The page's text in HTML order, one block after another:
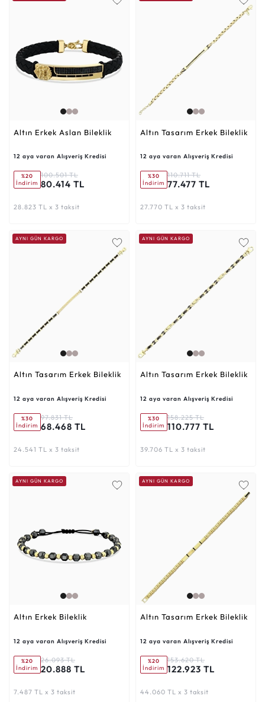
Altın Erkek Aslan Bileklik
12 aya varan Alışveriş Kredisi
%20
İndirim
100.501 TL
80.414 TL
28.823 TL x 3 taksit
Altın Tasarım Erkek Bileklik
12 aya varan Alışveriş Kredisi
%30
İndirim
110.711 TL
77.477 TL
27.770 TL x 3 taksit
AYNI GÜN KARGO
Altın Tasarım Erkek Bileklik
12 aya varan Alışveriş Kredisi
%30
İndirim
97.831 TL
68.468 TL
24.541 TL x 3 taksit
AYNI GÜN KARGO
Altın Tasarım Erkek Bileklik
12 aya varan Alışveriş Kredisi
%30
İndirim
158.225 TL
110.777 TL
39.706 TL x 3 taksit
AYNI GÜN KARGO
Altın Erkek Bileklik
12 aya varan Alışveriş Kredisi
%20
İndirim
26.093 TL
20.888 TL
7.487 TL x 3 taksit
AYNI GÜN KARGO
Altın Tasarım Erkek Bileklik
12 aya varan Alışveriş Kredisi
%20
İndirim
153.620 TL
122.923 TL
44.060 TL x 3 taksit